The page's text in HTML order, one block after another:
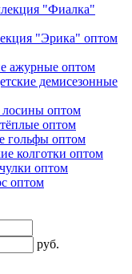
"Фиалка"
"Эрика" оптом
ажурные оптом
демисезонные
лосины оптом
оптом
гольфы оптом
колготки оптом
оптом
оптом
руб.